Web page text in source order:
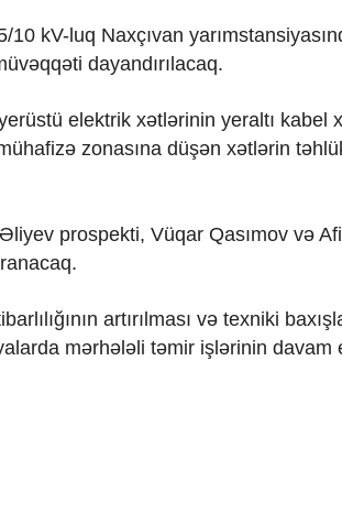
kV-luq Naxçıvan
dayandırılacaq.
elektrik xətlərinin yeraltı kabel
zonasına düşən xətlərin
prospekti, Vüqar Qasımov və
artırılması və texniki
mərhələli təmir işlərinin davam